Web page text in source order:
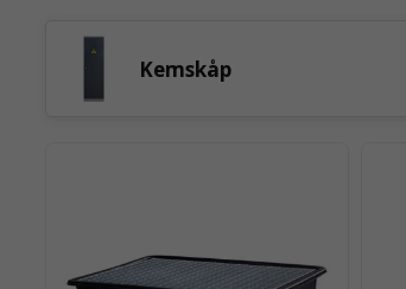
Kemskåp